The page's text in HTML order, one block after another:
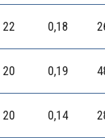
22 0,18
20 0,19
20 0,14